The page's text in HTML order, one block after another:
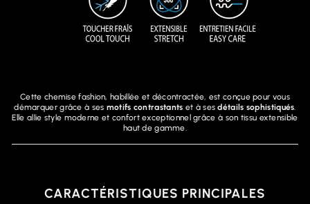
Cette chemise fashion, habillée et décontractée, est conçue pour vous
démarquer grâce à ses motifs contrastants et à sesdétails sophistiqués.
Elle allie style moderne et confort exceptionnel grâce à son tissu extensible
haut de gamme.
CARACTÉRISTIQUES PRINCIPALES